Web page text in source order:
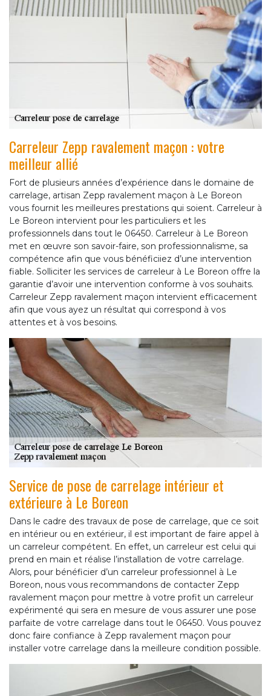
Carreleur Zepp ravalement maçon : votre
meilleur allié
Fort de plusieurs années d’expérience dans le domaine de
carrelage, artisan Zepp ravalement maçon à Le Boreon
vous fournit les meilleures prestations qui soient. Carreleur à
Le Boreon intervient pour les particuliers et les
professionnels dans tout le 06450. Carreleur à Le Boreon
met en œuvre son savoir-faire, son professionnalisme, sa
compétence afin que vous bénéficiiez d’une intervention
fiable. Solliciter les services de carreleur à Le Boreon offre la
garantie d’avoir une intervention conforme à vos souhaits.
Carreleur Zepp ravalement maçon intervient efficacement
afin que vous ayez un résultat qui correspond à vos
attentes et à vos besoins.
Service de pose de carrelage intérieur et
extérieure à Le Boreon
Dans le cadre des travaux de pose de carrelage, que ce soit
en intérieur ou en extérieur, il est important de faire appel à
un carreleur compétent. En effet, un carreleur est celui qui
prend en main et réalise l’installation de votre carrelage.
Alors, pour bénéficier d’un carreleur professionnel à Le
Boreon, nous vous recommandons de contacter Zepp
ravalement maçon pour mettre à votre profit un carreleur
expérimenté qui sera en mesure de vous assurer une pose
parfaite de votre carrelage dans tout le 06450. Vous pouvez
donc faire confiance à Zepp ravalement maçon pour
installer votre carrelage dans la meilleure condition possible.